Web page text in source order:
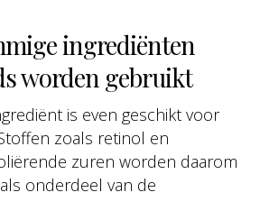
ingrediënten
worden gebruikt
is even geschikt voor
zoals retinol en
zuren worden daarom
onderdeel van de